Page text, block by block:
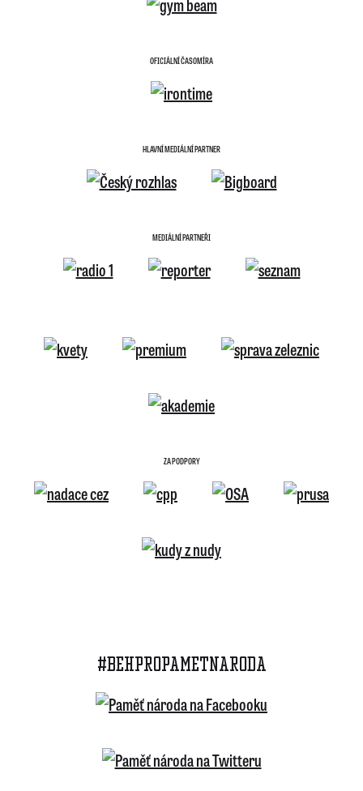
OFICIÁLNÍ ČASOMÍRA
HLAVNÍ MEDIÁLNÍ PARTNER
MEDIÁLNÍ PARTNEŘI
ZA PODPORY
#BEHPROPAMETNARODA